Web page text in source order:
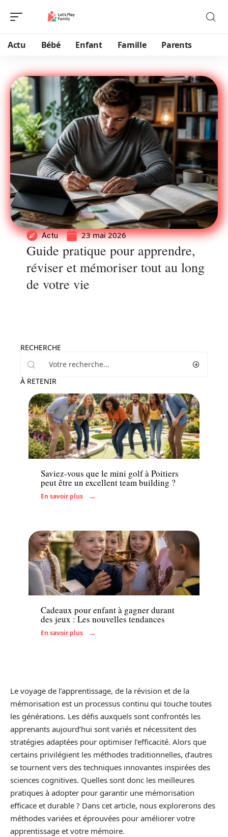
Actu Bébé Enfant Famille Parents
Actu 23 mai 2026
Guide pratique pour apprendre,
réviser et mémoriser tout au long
de votre vie
RECHERCHE
À RETENIR
Famille
Saviez-vous que le mini golf à Poitiers
peut être un excellent team building ?
En savoir plus
Enfant
Cadeaux pour enfant à gagner durant
des jeux : Les nouvelles tendances
En savoir plus
Le voyage de l’apprentissage, de la révision et de la
mémorisation est un processus continu qui touche toutes
les générations. Les défis auxquels sont confrontés les
apprenants aujourd’hui sont variés et nécessitent des
stratégies adaptées pour optimiser l’efficacité. Alors que
certains privilégient les méthodes traditionnelles, d’autres
se tournent vers des techniques innovantes inspirées des
sciences cognitives. Quelles sont donc les meilleures
pratiques à adopter pour garantir une mémorisation
efficace et durable ? Dans cet article, nous explorerons des
méthodes variées et éprouvées pour améliorer votre
apprentissage et votre mémoire.